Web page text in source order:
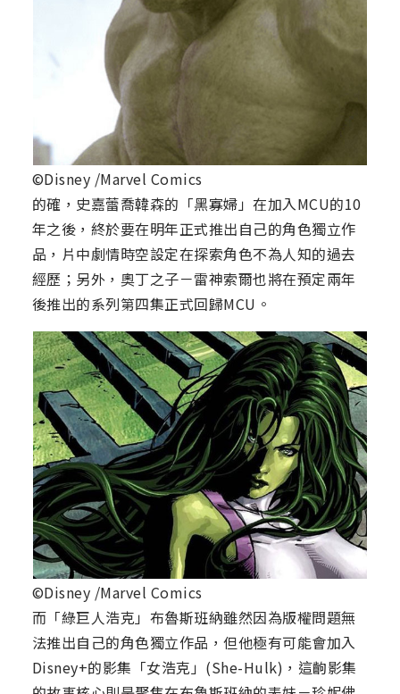
©Disney /Marvel Comics
的確，史嘉蕾喬韓森的「黑寡婦」在加入MCU的10
年之後，終於要在明年正式推出自己的角色獨立作
品，片中劇情時空設定在探索角色不為人知的過去
經歷；另外，奧丁之子－雷神索爾也將在預定兩年
後推出的系列第四集正式回歸MCU。
©Disney /Marvel Comics
而「綠巨人浩克」布魯斯班納雖然因為版權問題無
法推出自己的角色獨立作品，但他極有可能會加入
Disney+的影集「女浩克」(She-Hulk)，這齣影集